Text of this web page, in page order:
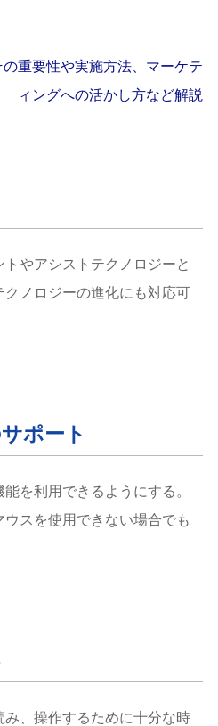
重要性や実施方法、マーケテ
ィングへの活かし方など解説
やアシストテクノロジーと
ノロジーの進化にも対応可
ポート
を利用できるようにする。
スを使用できない場合でも
、操作するために十分な時